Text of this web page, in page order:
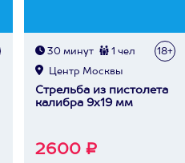
30 минут 1 чел 18+
Центр Москвы
Стрельба из пистолета
калибра 9х19 мм
2600 ₽